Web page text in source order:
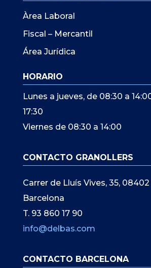
Àrea Laboral
Fiscal – Mercantil
Área Jurídica
HORARIO
Lunes a jueves, de 08:30 a
17:30
Viernes de 08:30 a 14:00
CONTACTO GRANOLLERS
Carrer de Lluís Vives, 35,
Barcelona
T. 93 860 17 90
info@delbas.com
CONTACTO BARCELONA